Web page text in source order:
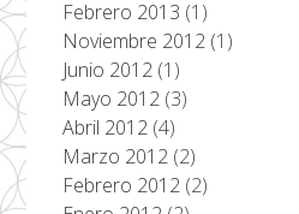
Febrero 2013 (1)
Noviembre 2012 (1)
Junio 2012 (1)
Mayo 2012 (3)
Abril 2012 (4)
Marzo 2012 (2)
Febrero 2012 (2)